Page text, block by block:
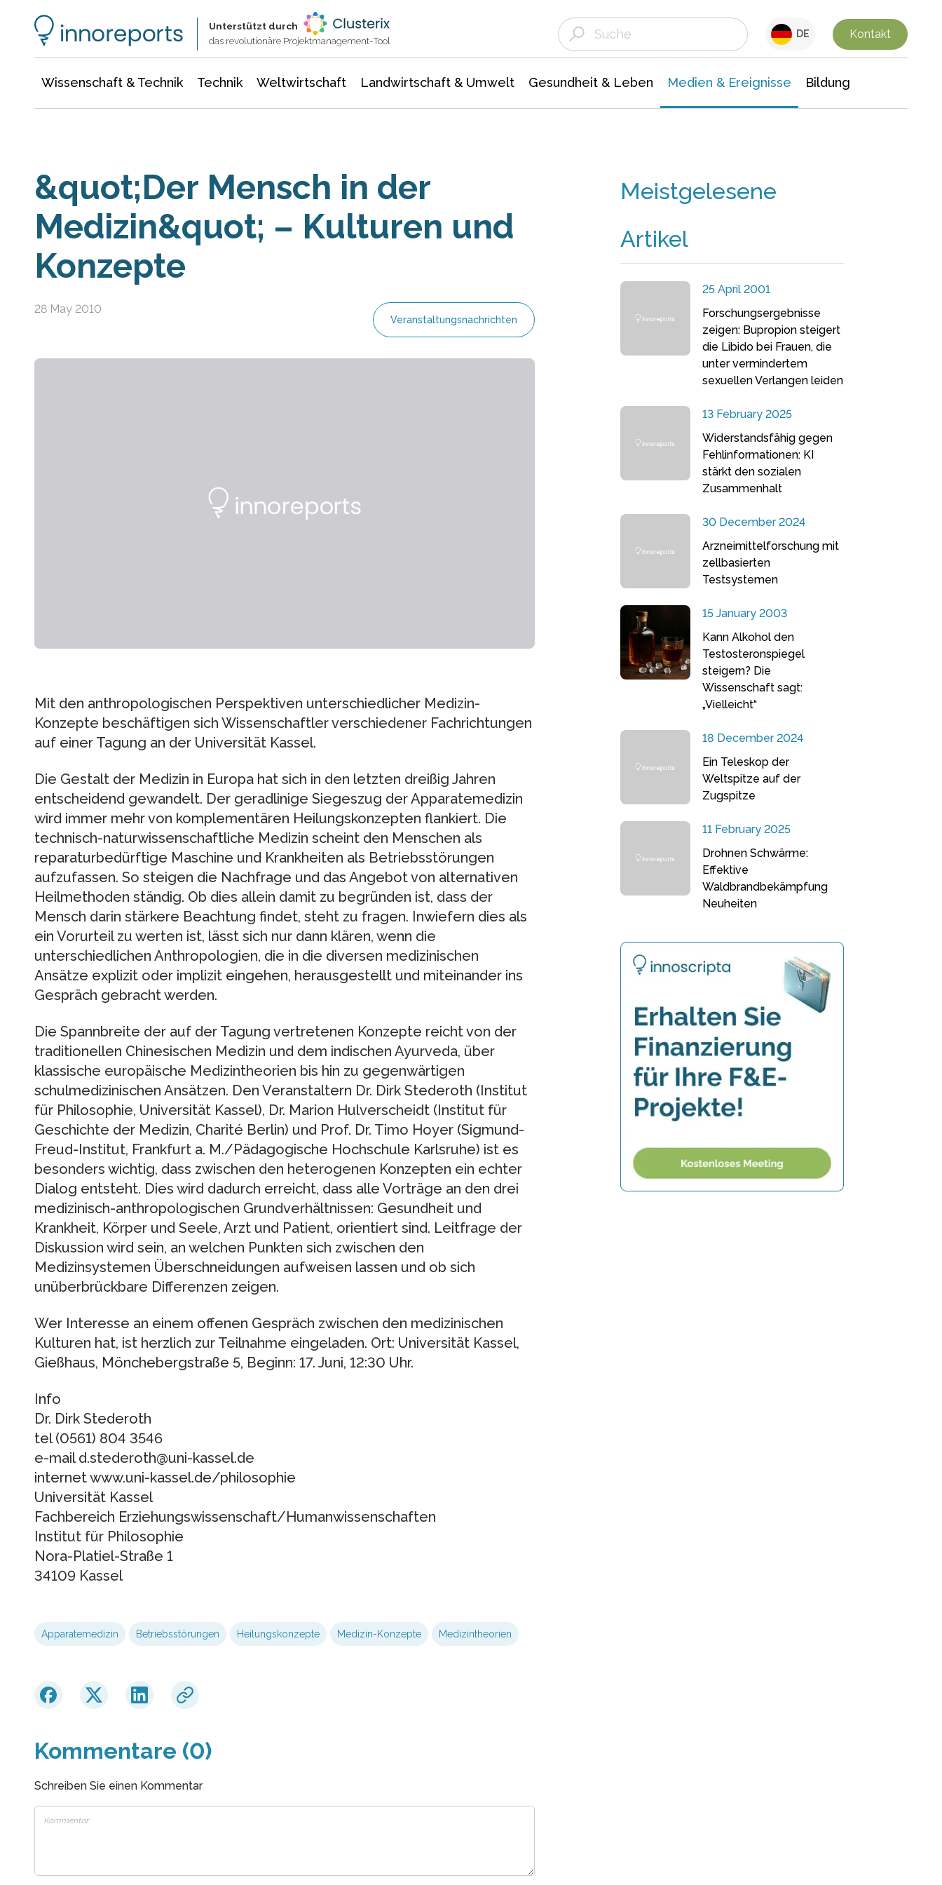
Unterstützt durch
das revolutionäre Projektmanagement-Tool
DE Kontakt
Wissenschaft & Technik Technik Weltwirtschaft Landwirtschaft & Umwelt Gesundheit & Leben Medien & Ereignisse Bildung
&quot;Der Mensch in der
Medizin&quot; – Kulturen und
Konzepte
28 May 2010
Veranstaltungsnachrichten
Mit den anthropologischen Perspektiven unterschiedlicher Medizin-
Konzepte beschäftigen sich Wissenschaftler verschiedener Fachrichtungen
auf einer Tagung an der Universität Kassel.
Die Gestalt der Medizin in Europa hat sich in den letzten dreißig Jahren
entscheidend gewandelt. Der geradlinige Siegeszug der Apparatemedizin
wird immer mehr von komplementären Heilungskonzepten flankiert. Die
technisch-naturwissenschaftliche Medizin scheint den Menschen als
reparaturbedürftige Maschine und Krankheiten als Betriebsstörungen
aufzufassen. So steigen die Nachfrage und das Angebot von alternativen
Heilmethoden ständig. Ob dies allein damit zu begründen ist, dass der
Mensch darin stärkere Beachtung findet, steht zu fragen. Inwiefern dies als
ein Vorurteil zu werten ist, lässt sich nur dann klären, wenn die
unterschiedlichen Anthropologien, die in die diversen medizinischen
Ansätze explizit oder implizit eingehen, herausgestellt und miteinander ins
Gespräch gebracht werden.
Die Spannbreite der auf der Tagung vertretenen Konzepte reicht von der
traditionellen Chinesischen Medizin und dem indischen Ayurveda, über
klassische europäische Medizintheorien bis hin zu gegenwärtigen
schulmedizinischen Ansätzen. Den Veranstaltern Dr. Dirk Stederoth (Institut
für Philosophie, Universität Kassel), Dr. Marion Hulverscheidt (Institut für
Geschichte der Medizin, Charité Berlin) und Prof. Dr. Timo Hoyer (Sigmund-
Freud-Institut, Frankfurt a. M./Pädagogische Hochschule Karlsruhe) ist es
besonders wichtig, dass zwischen den heterogenen Konzepten ein echter
Dialog entsteht. Dies wird dadurch erreicht, dass alle Vorträge an den drei
medizinisch-anthropologischen Grundverhältnissen: Gesundheit und
Krankheit, Körper und Seele, Arzt und Patient, orientiert sind. Leitfrage der
Diskussion wird sein, an welchen Punkten sich zwischen den
Medizinsystemen Überschneidungen aufweisen lassen und ob sich
unüberbrückbare Differenzen zeigen.
Wer Interesse an einem offenen Gespräch zwischen den medizinischen
Kulturen hat, ist herzlich zur Teilnahme eingeladen. Ort: Universität Kassel,
Gießhaus, Mönchebergstraße 5, Beginn: 17. Juni, 12:30 Uhr.
Info
Dr. Dirk Stederoth
tel (0561) 804 3546
e-mail d.stederoth@uni-kassel.de
internet www.uni-kassel.de/philosophie
Universität Kassel
Fachbereich Erziehungswissenschaft/Humanwissenschaften
Institut für Philosophie
Nora-Platiel-Straße 1
34109 Kassel
Apparatemedizin Betriebsstörungen Heilungskonzepte Medizin-Konzepte Medizintheorien
Kommentare (0)
Schreiben Sie einen Kommentar
Meistgelesene
Artikel
25 April 2001
Forschungsergebnisse
zeigen: Bupropion steigert
die Libido bei Frauen, die
unter vermindertem
sexuellen Verlangen leiden
13 February 2025
Widerstandsfähig gegen
Fehlinformationen: KI
stärkt den sozialen
Zusammenhalt
30 December 2024
Arzneimittelforschung mit
zellbasierten
Testsystemen
15 January 2003
Kann Alkohol den
Testosteronspiegel
steigern? Die
Wissenschaft sagt:
„Vielleicht“
18 December 2024
Ein Teleskop der
Weltspitze auf der
Zugspitze
11 February 2025
Drohnen Schwärme:
Effektive
Waldbrandbekämpfung
Neuheiten